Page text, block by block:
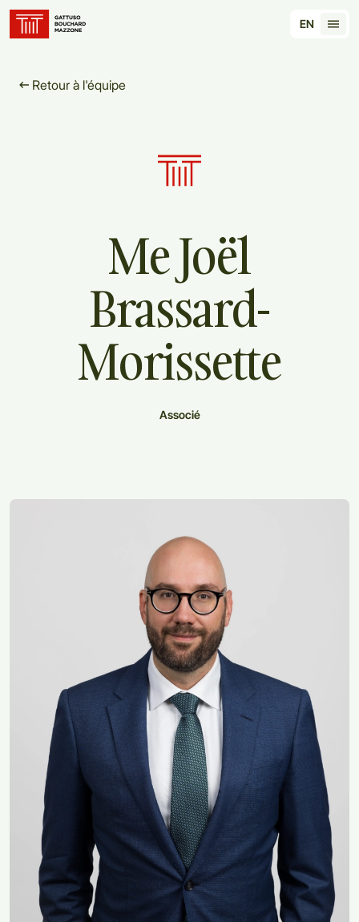
EN
Retour à l'équipe
Associé
MeJoël
Brassard-
Morissette